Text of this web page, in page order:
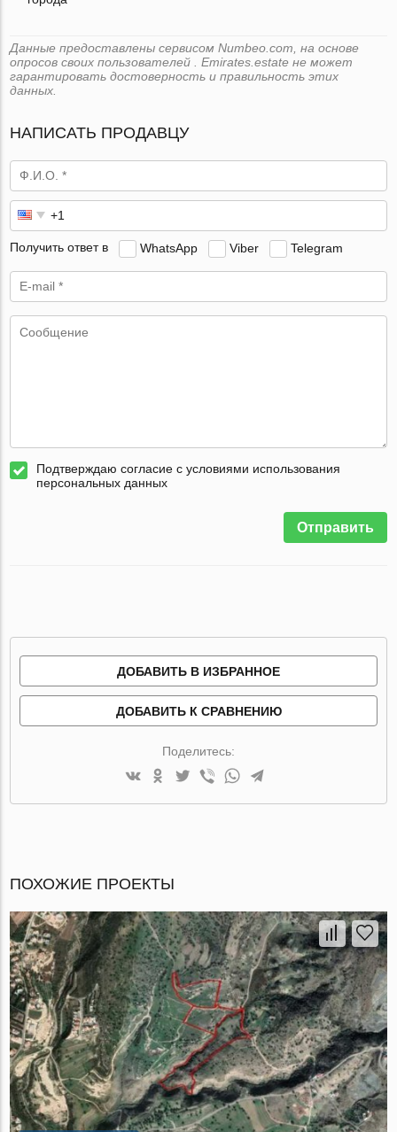
Данные предоставлены сервисом Numbeo.com, на основе
опросов своих пользователей . Emirates.estate не может
гарантировать достоверность и правильность этих
данных.
НАПИСАТЬ ПРОДАВЦУ
Получить ответ в WhatsApp Viber Telegram
Подтверждаю согласие с условиями использования
персональных данных
Отправить
ДОБАВИТЬ В ИЗБРАННОЕ
ДОБАВИТЬ К СРАВНЕНИЮ
Поделитесь:
ПОХОЖИЕ ПРОЕКТЫ